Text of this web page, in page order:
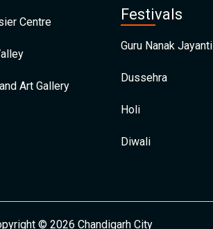
Centre
Art Gallery
Festivals
Guru Nanak Jayanti
Dussehra
Holi
Diwali
© 2026 Chandigarh City